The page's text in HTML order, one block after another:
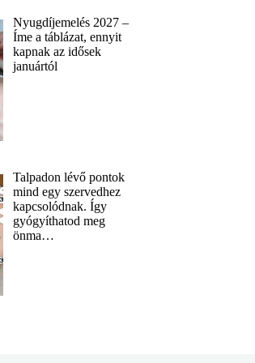
Nyugdíjemelés 2027 –
Íme a táblázat, ennyit
kapnak az idősek
januártól
Talpadon lévő pontok
mind egy szervedhez
kapcsolódnak. Így
gyógyíthatod meg
önma…